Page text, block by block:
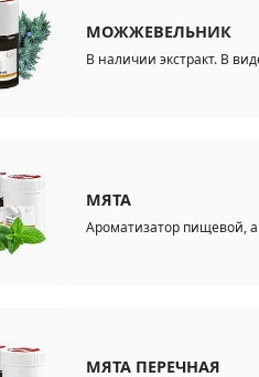
МОЖЖЕВЕЛЬНИК
В наличии экстракт. В
МЯТА
Ароматизатор пищевой,
МЯТА ПЕРЕЧНАЯ